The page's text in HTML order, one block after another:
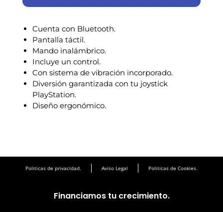
Cuenta con Bluetooth.
Pantalla táctil.
Mando inalámbrico.
Incluye un control.
Con sistema de vibración incorporado.
Diversión garantizada con tu joystick
PlayStation.
Diseño ergonómico.
Politicas de privacidad. Aviso Legal Politicas de Cookies.
Financiamos tu crecimiento.